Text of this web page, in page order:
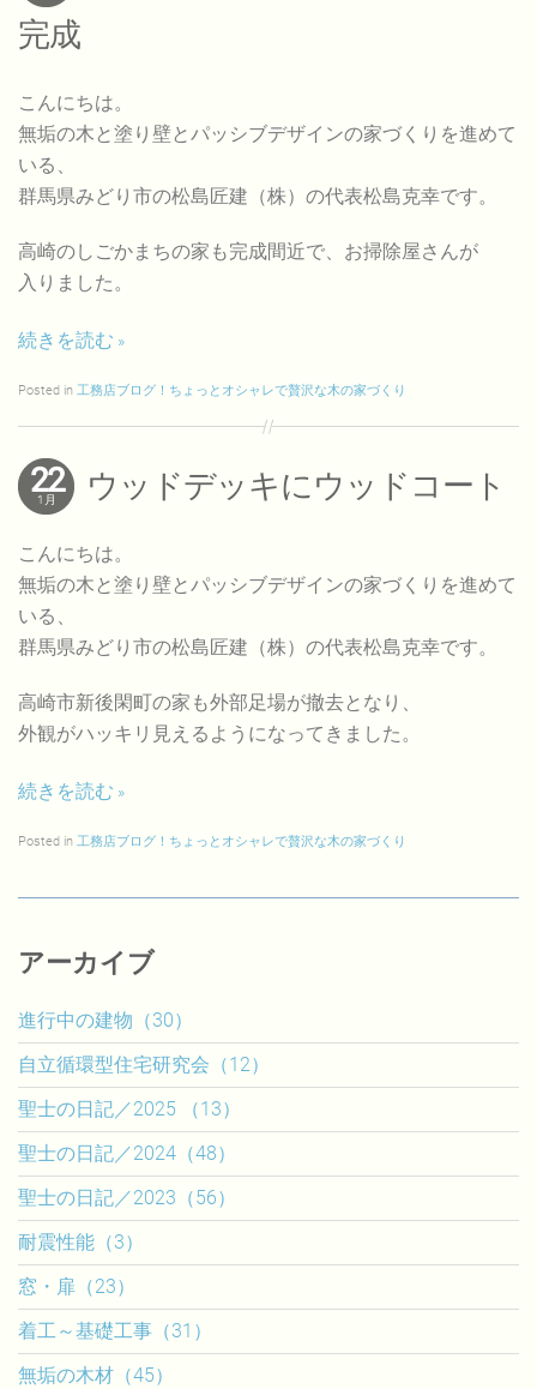
完成
こんにちは。
無垢の木と塗り壁とパッシブデザインの家づくりを進めて
いる、
群馬県みどり市の松島匠建（株）の代表松島克幸です。
高崎のしごかまちの家も完成間近で、お掃除屋さんが
入りました。
続きを読む
Posted in 工務店ブログ！ちょっとオシャレで贅沢な木の家づくり
22
1月 ウッドデッキにウッドコート
こんにちは。
無垢の木と塗り壁とパッシブデザインの家づくりを進めて
いる、
群馬県みどり市の松島匠建（株）の代表松島克幸です。
高崎市新後閑町の家も外部足場が撤去となり、
外観がハッキリ見えるようになってきました。
続きを読む
Posted in 工務店ブログ！ちょっとオシャレで贅沢な木の家づくり
アーカイブ
進行中の建物（30）
自立循環型住宅研究会（12）
聖士の日記／2025 （13）
聖士の日記／2024（48）
聖士の日記／2023（56）
耐震性能（3）
窓・扉（23）
着工～基礎工事（31）
無垢の木材（45）